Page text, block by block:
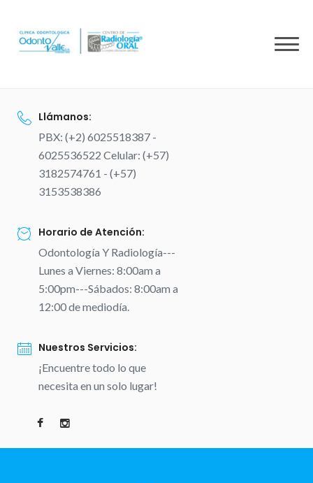
content
Llámanos:
PBX: (+2) 6025518387 -
6025536522 Celular: (+57)
3182574761 - (+57)
3153538386
Horario de Atención:
Odontología Y Radiología---
Lunes a Viernes: 8:00am a
5:00pm---Sábados: 8:00am a
12:00 de mediodía.
Nuestros Servicios:
¡Encuentre todo lo que
necesita en un solo lugar!